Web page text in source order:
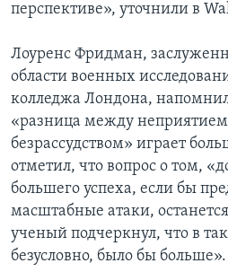
перспективе», уточнили в
Лоуренс Фридман,
области военных
колледжа Лондона,
«разница между
безрассудством» играет
отметил, что вопрос о том,
большего успеха, если бы
масштабные атаки,
ученый подчеркнул, что в
безусловно, было бы больше».